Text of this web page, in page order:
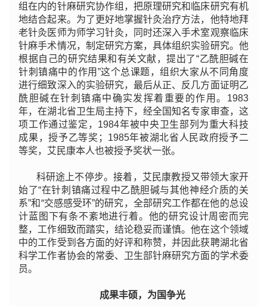
组在内的针麻研究协作组，把原理研究和临床研究有机
地结合起来。为了更好地掌握针灸治疗方法，他特地拜
老针灸医师为师学习针灸，同时还深入手术室观察临床
针麻手术情况，制定研究方案，具体组织实验研究。他
根据自己的研究结果和有关文献，提出了“乙酰胆碱在
针刺镇痛中的作用”这个总课题，组织大家从不同角度
进行细致深入的实验研究，最后从正、反几方面证明乙
酰胆碱在针刺镇痛中确实发挥着重要的作用。1983
年，在湖北省卫生局主持下，经全国知名专家审查，这
项工作通过鉴定，1984年被中央卫生部列为重大科技
成果，授予乙等奖；1985年被湖北省人民政府授予二
等奖，艾民康本人也被授予奖状一张。
科研途上不停步。接着，艾民康教授又带领大家开
始了“在针刺镇痛过程中乙酰胆碱与其他神经介质的关
系”和“交感感受环”的研究，全部研究工作都在他的总设
计蓝图下有条不紊地进行着。他的研究设计周密而完
整，工作细致而踏实，结论稳妥而谨慎。他在这个领域
中的工作受到各方面的好评和称赞，并因此获聘湖北省
科学工作者协会的常委、卫生部针麻研究方面的学术委
员。
成果丰硕，为国争光